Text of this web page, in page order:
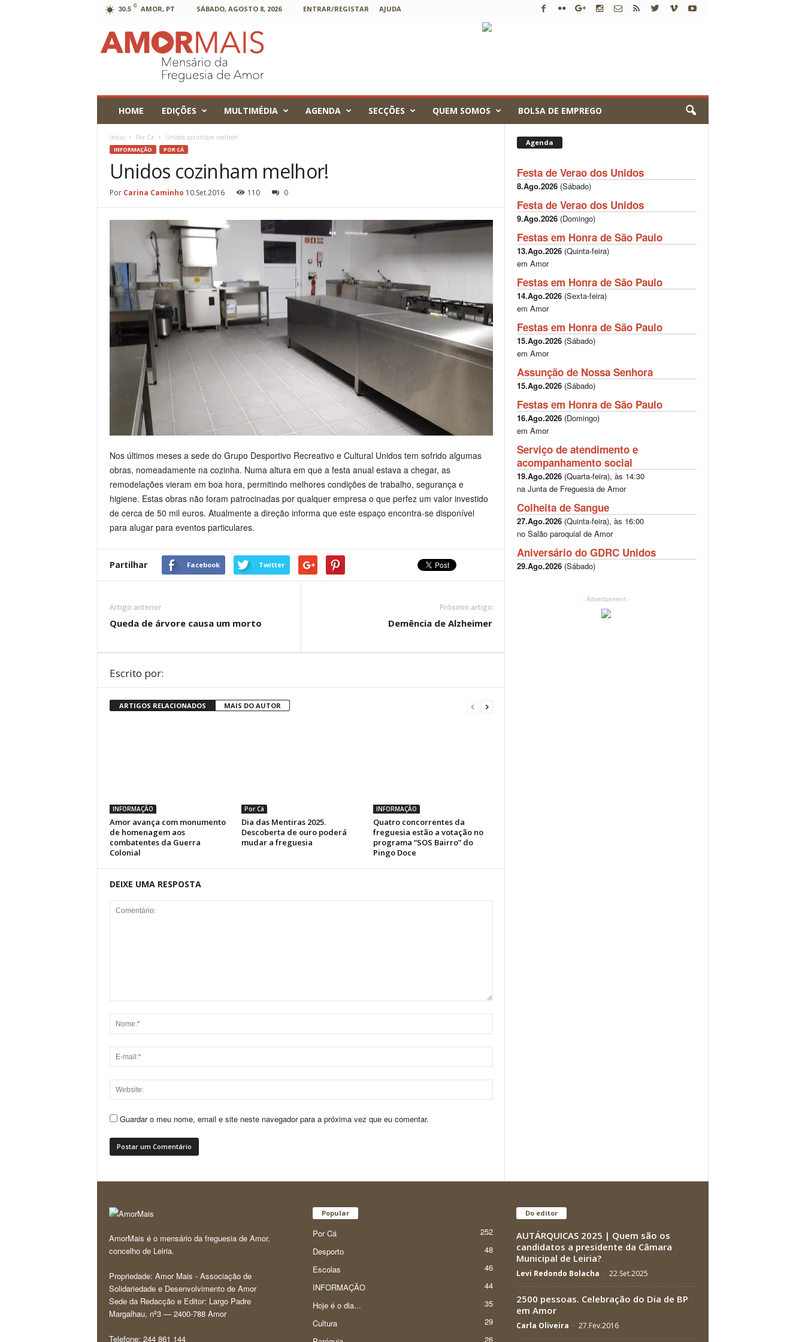
30.5 C AMOR, PT SÁBADO, AGOSTO 8, 2026 ENTRAR/REGISTAR AJUDA
HOME EDIÇÕES MULTIMÉDIA AGENDA SECÇÕES QUEM SOMOS BOLSA DE EMPREGO
Início Por Cá Unidos cozinham melhor!
INFORMAÇÃO POR CÁ
Unidos cozinham melhor!
Por Carina Caminho 10.Set.2016 110 0
Nos últimos meses a sede do Grupo Desportivo Recreativo e Cultural Unidos tem sofrido algumas
obras, nomeadamente na cozinha. Numa altura em que a festa anual estava a chegar, as
remodelações vieram em boa hora, permitindo melhores condições de trabalho, segurança e
higiene. Estas obras não foram patrocinadas por qualquer empresa o que perfez um valor investido
de cerca de 50 mil euros. Atualmente a direção informa que este espaço encontra-se disponível
para alugar para eventos particulares.
Partilhar Facebook Twitter
Artigo anterior
Queda de árvore causa um morto
Próximo artigo
Demência de Alzheimer
Escrito por:
ARTIGOS RELACIONADOS MAIS DO AUTOR
INFORMAÇÃO
Amor avança com monumento
de homenagem aos
combatentes da Guerra
Colonial
Por Cá
Dia das Mentiras 2025.
Descoberta de ouro poderá
mudar a freguesia
INFORMAÇÃO
Quatro concorrentes da
freguesia estão a votação no
programa “SOS Bairro” do
Pingo Doce
DEIXE UMA RESPOSTA
Guardar o meu nome, email e site neste navegador para a próxima vez que eu comentar.
Agenda
Festa de Verao dos Unidos
8.Ago.2026(Sábado)
Festa de Verao dos Unidos
9.Ago.2026(Domingo)
Festas em Honra de São Paulo
13.Ago.2026(Quinta-feira)
em Amor
Festas em Honra de São Paulo
14.Ago.2026(Sexta-feira)
em Amor
Festas em Honra de São Paulo
15.Ago.2026(Sábado)
em Amor
Assunção de Nossa Senhora
15.Ago.2026(Sábado)
Festas em Honra de São Paulo
16.Ago.2026(Domingo)
em Amor
Serviço de atendimento e
acompanhamento social
19.Ago.2026(Quarta-feira), às 14:30
na Junta de Freguesia de Amor
Colheita de Sangue
27.Ago.2026(Quinta-feira), às 16:00
no Salão paroquial de Amor
Aniversário do GDRC Unidos
29.Ago.2026(Sábado)
- Advertisement -
AmorMais é o mensário da freguesia de Amor,
concelho de Leiria.
Propriedade: Amor Mais - Associação de
Solidariedade e Desenvolvimento de Amor
Sede da Redacção e Editor: Largo Padre
Margalhau, nº3 — 2400-788 Amor
Telefone: 244 861 144
Popular
Por Cá
252
Desporto
48
Escolas
46
INFORMAÇÃO
44
Hoje é o dia...
35
Cultura
29
26
Do editor
AUTÁRQUICAS 2025 | Quem são os
candidatos a presidente da Câmara
Municipal de Leiria?
Levi Redondo Bolacha - 22.Set.2025
2500 pessoas. Celebração do Dia de BP
em Amor
Carla Oliveira - 27.Fev.2016